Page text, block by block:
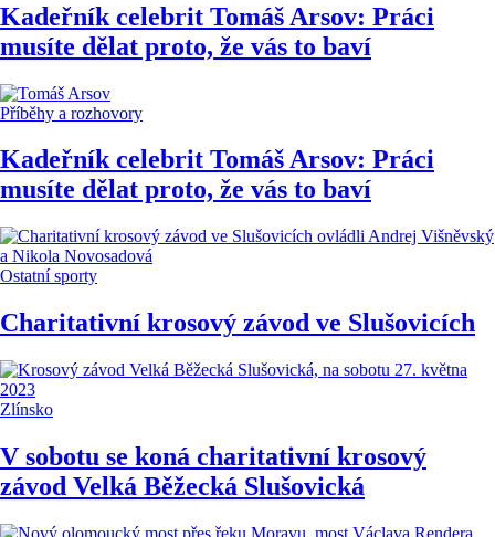
Kadeřník celebrit Tomáš Arsov: Práci
musíte dělat proto, že vás to baví
Příběhy a rozhovory
Kadeřník celebrit Tomáš Arsov: Práci
musíte dělat proto, že vás to baví
Ostatní sporty
Charitativní krosový závod ve Slušovicích
Zlínsko
V sobotu se koná charitativní krosový
závod Velká Běžecká Slušovická